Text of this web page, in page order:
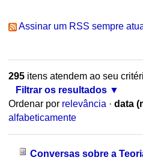
Assinar um RSS sempre
295itens atendem ao seu
Filtrar os resultados
Ordenar por relevância · data
alfabeticamente
Conversas sobre a